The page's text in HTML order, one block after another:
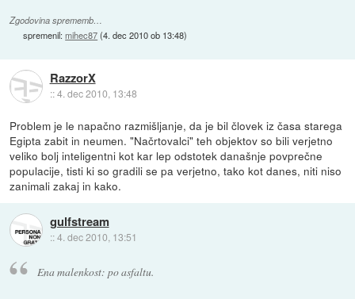
Zgodovina sprememb…
spremenil:mihec87(4. dec 2010 ob 13:48)
RazzorX
::4. dec 2010, 13:48
Problem je le napačno razmišljanje, da je bil človek iz časa starega
Egipta zabit in neumen. "Načrtovalci" teh objektov so bili verjetno
veliko bolj inteligentni kot kar lep odstotek današnje povprečne
populacije, tisti ki so gradili se pa verjetno, tako kot danes, niti niso
zanimali zakaj in kako.
gulfstream
::4. dec 2010, 13:51
Ena malenkost: po asfaltu.